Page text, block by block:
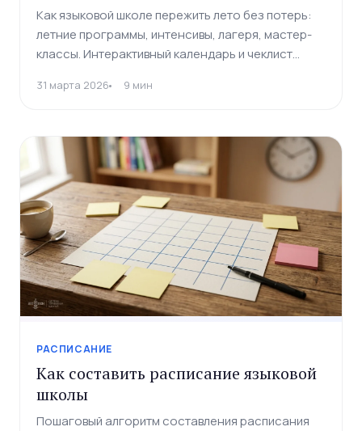
Как языковой школе пережить лето без потерь:
летние программы, интенсивы, лагеря, мастер-
классы. Интерактивный календарь и чеклист
31 марта 2026 9 мин
РАСПИСАНИЕ
Как составить расписание языковой
школы
Пошаговый алгоритм составления расписания